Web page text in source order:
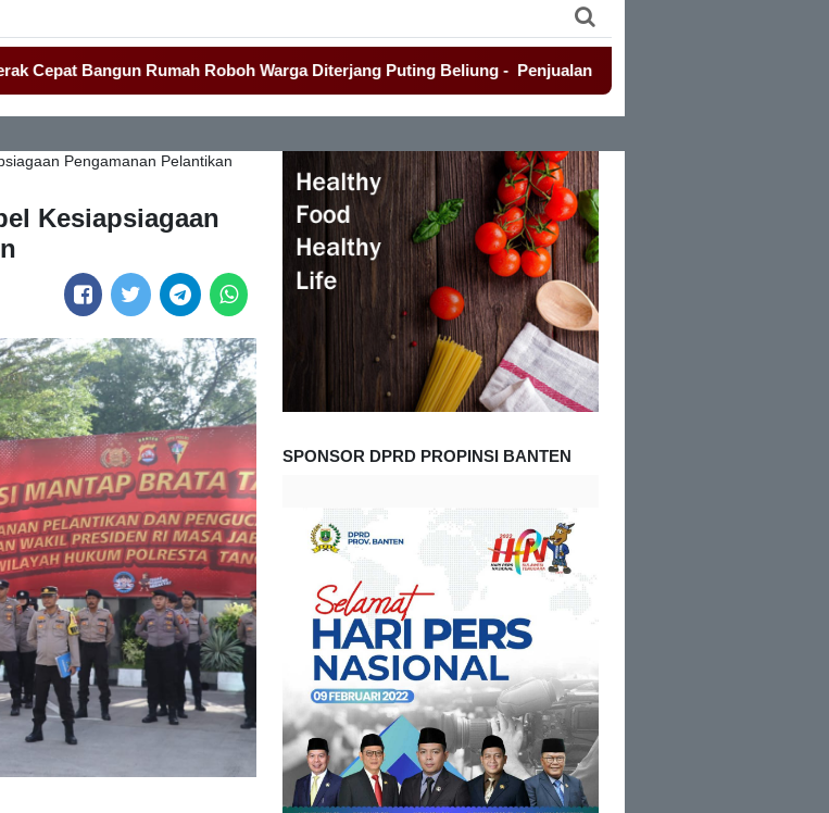
Rumah Roboh Warga Diterjang Puting Beliung- Penjualan Seragam Sekolah Jadi Sorotan Awak
Pengamanan Pelantikan
Kesiapsiagaan
SPONSOR DPRD PROPINSI BANTEN